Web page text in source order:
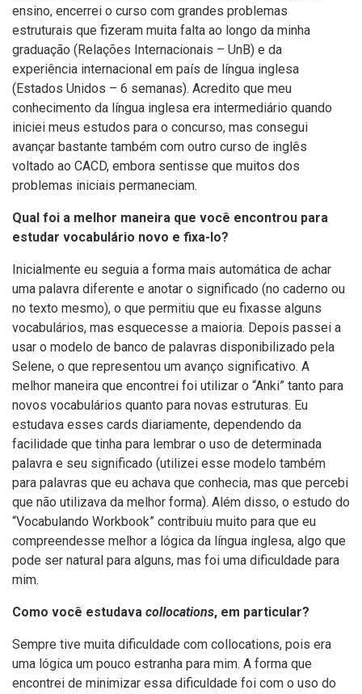
ensino, encerrei o curso com grandes problemas
estruturais que fizeram muita falta ao longo da minha
graduação (Relações Internacionais – UnB) e da
experiência internacional em país de língua inglesa
(Estados Unidos – 6 semanas). Acredito que meu
conhecimento da língua inglesa era intermediário quando
iniciei meus estudos para o concurso, mas consegui
avançar bastante também com outro curso de inglês
voltado ao CACD, embora sentisse que muitos dos
problemas iniciais permaneciam.
Qual foi a melhor maneira que você encontrou para
estudar vocabulário novo e fixa-lo?
Inicialmente eu seguia a forma mais automática de achar
uma palavra diferente e anotar o significado (no caderno ou
no texto mesmo), o que permitiu que eu fixasse alguns
vocabulários, mas esquecesse a maioria. Depois passei a
usar o modelo de banco de palavras disponibilizado pela
Selene, o que representou um avanço significativo. A
melhor maneira que encontrei foi utilizar o “Anki” tanto para
novos vocabulários quanto para novas estruturas. Eu
estudava esses cards diariamente, dependendo da
facilidade que tinha para lembrar o uso de determinada
palavra e seu significado (utilizei esse modelo também
para palavras que eu achava que conhecia, mas que percebi
que não utilizava da melhor forma). Além disso, o estudo do
“Vocabulando Workbook” contribuiu muito para que eu
compreendesse melhor a lógica da língua inglesa, algo que
pode ser natural para alguns, mas foi uma dificuldade para
mim.
Como você estudava collocations, em particular?
Sempre tive muita dificuldade com collocations, pois era
uma lógica um pouco estranha para mim. A forma que
encontrei de minimizar essa dificuldade foi com o uso do